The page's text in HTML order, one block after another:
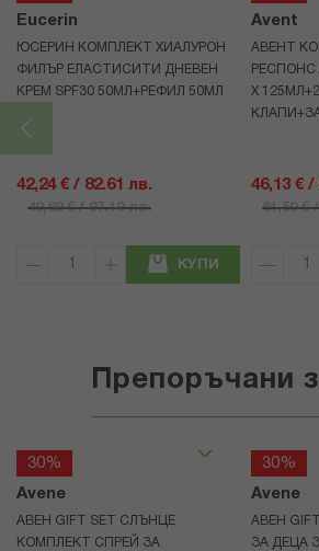
Eucerin
ЮСЕРИН КОМПЛЕКТ ХИАЛУРОН
ФИЛЪР ЕЛАСТИСИТИ ДНЕВЕН
КРЕМ SPF30 50МЛ+РЕФИЛ 50МЛ
42,24 € / 82.61 лв.
49,69 € / 97.19 лв.
КУПИ
Avent
АВЕНТ
РЕСПОНС
Х
46,13 € /
61,50 €
Препоръчани
30%
Avene
АВЕН GIFT SET СЛЪНЦЕ
КОМПЛЕКТ СПРЕЙ ЗА
30%
Avene
АВЕН
ЗА ДЕЦА